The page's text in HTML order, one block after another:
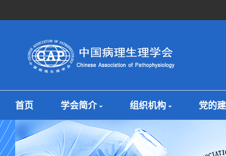
首页 学会简介 组织机构 党的